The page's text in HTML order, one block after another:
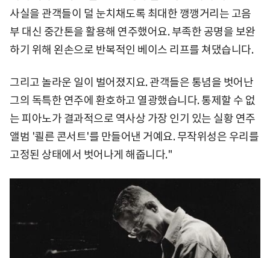
사실을 관객들이 덜 눈치채도록 최대한 깽깽거리는 고음
부 대신 중간톤을 활용해 연주했어요. 부족한 공명을 보완
하기 위해 왼손으로 반복적인 베이스 리프를 쳐댔습니다.
그리고 놀라운 일이 벌어졌지요. 관객들은 통념을 벗어난
그의 독특한 연주에 환호하고 열광했습니다. 통제할 수 없
는 피아노가 결과적으로 역사상 가장 인기 있는 실황 연주
앨범 '쾰른 콘서트'를 만들어낸 거예요. 무작위성은 우리를
고정된 상태에서 벗어나게 해줍니다."